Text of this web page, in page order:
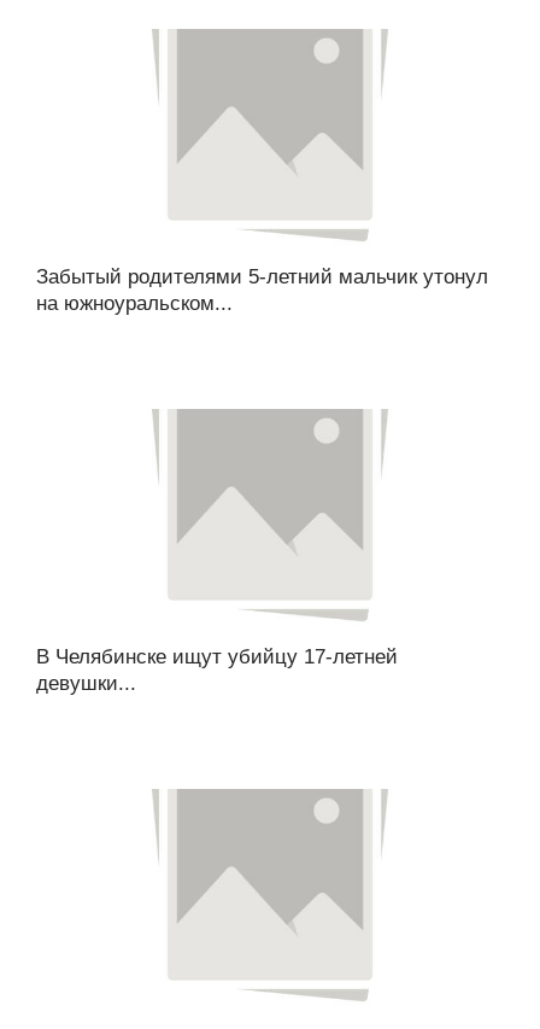
Забытый родителями 5-летний мальчик утонул
на южноуральском...
В Челябинске ищут убийцу 17-летней
девушки...